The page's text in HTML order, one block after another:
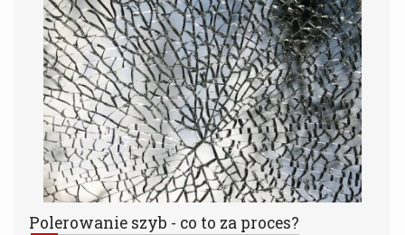
Polerowanie szyb - co to za proces?